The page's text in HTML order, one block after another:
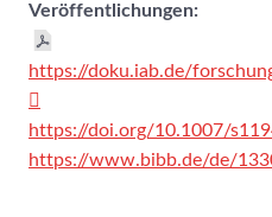
Veröffentlichungen:
https://doku.iab.de/
https://doi.org/10.1007/
https://www.bibb.de/de/